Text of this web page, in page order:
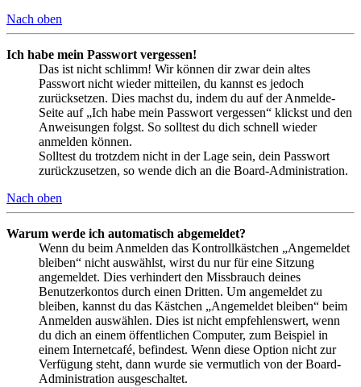
Nach oben
Ich habe mein Passwort vergessen!
Das ist nicht schlimm! Wir können dir zwar dein altes
Passwort nicht wieder mitteilen, du kannst es jedoch
zurücksetzen. Dies machst du, indem du auf der Anmelde-
Seite auf „Ich habe mein Passwort vergessen“ klickst und den
Anweisungen folgst. So solltest du dich schnell wieder
anmelden können.
Solltest du trotzdem nicht in der Lage sein, dein Passwort
zurückzusetzen, so wende dich an die Board-Administration.
Nach oben
Warum werde ich automatisch abgemeldet?
Wenn du beim Anmelden das Kontrollkästchen „Angemeldet
bleiben“ nicht auswählst, wirst du nur für eine Sitzung
angemeldet. Dies verhindert den Missbrauch deines
Benutzerkontos durch einen Dritten. Um angemeldet zu
bleiben, kannst du das Kästchen „Angemeldet bleiben“ beim
Anmelden auswählen. Dies ist nicht empfehlenswert, wenn
du dich an einem öffentlichen Computer, zum Beispiel in
einem Internetcafé, befindest. Wenn diese Option nicht zur
Verfügung steht, dann wurde sie vermutlich von der Board-
Administration ausgeschaltet.